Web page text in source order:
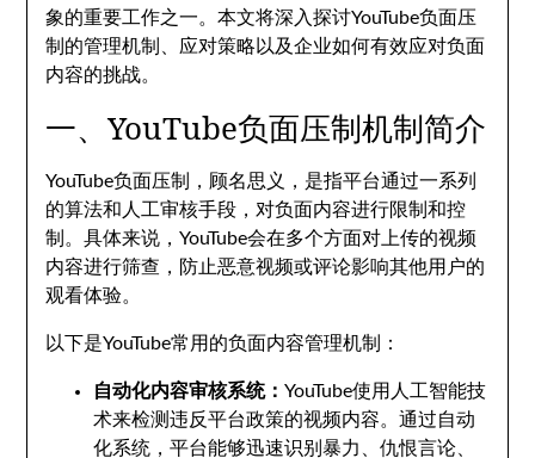
象的重要工作之一。本文将深入探讨YouTube负面压
制的管理机制、应对策略以及企业如何有效应对负面
内容的挑战。
一、YouTube负面压制机制简介
YouTube负面压制，顾名思义，是指平台通过一系列
的算法和人工审核手段，对负面内容进行限制和控
制。具体来说，YouTube会在多个方面对上传的视频
内容进行筛查，防止恶意视频或评论影响其他用户的
观看体验。
以下是YouTube常用的负面内容管理机制：
自动化内容审核系统：YouTube使用人工智能技
术来检测违反平台政策的视频内容。通过自动
化系统，平台能够迅速识别暴力、仇恨言论、